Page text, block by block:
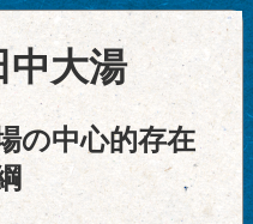
中大湯
の中心的存在